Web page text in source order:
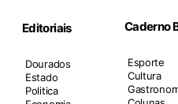
Editoriais
Dourados
Estado
Politica
Caderno
Esporte
Cultura